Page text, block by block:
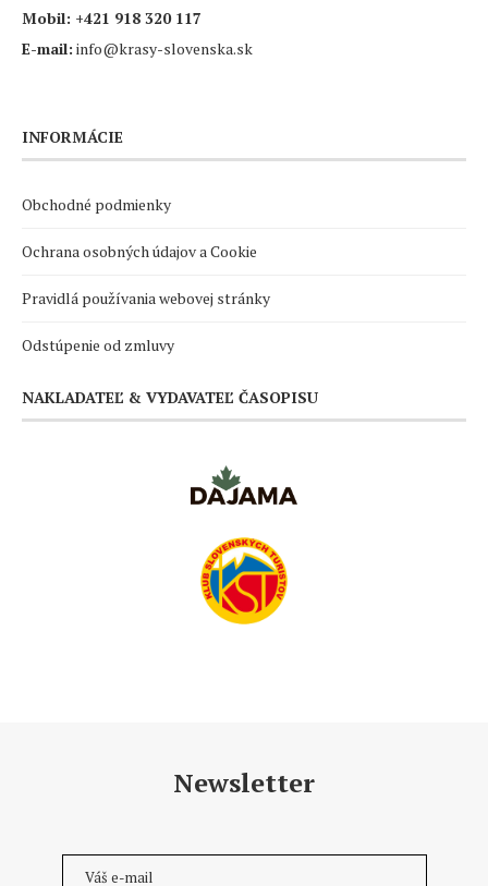
Mobil: +421 918 320 117
E-mail: info@krasy-slovenska.sk
INFORMÁCIE
Obchodné podmienky
Ochrana osobných údajov a Cookie
Pravidlá používania webovej stránky
Odstúpenie od zmluvy
NAKLADATEĽ & VYDAVATEĽ ČASOPISU
Newsletter